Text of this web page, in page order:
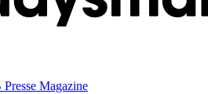
Presse Magazine